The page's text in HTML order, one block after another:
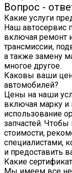
Вопрос -
Какие услуги
Наш автосервис
включая ремонт
трансмиссии,
а также замену
многое другое.
Каковы ваши
автомобилей?
Цены на наши
включая марку и
использование
запчастей.
стоимости,
специалистами,
и предоставить
Какие